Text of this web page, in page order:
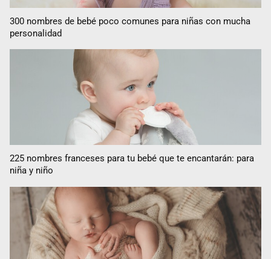
300 nombres de bebé poco comunes para niñas con mucha
personalidad
225 nombres franceses para tu bebé que te encantarán: para
niña y niño